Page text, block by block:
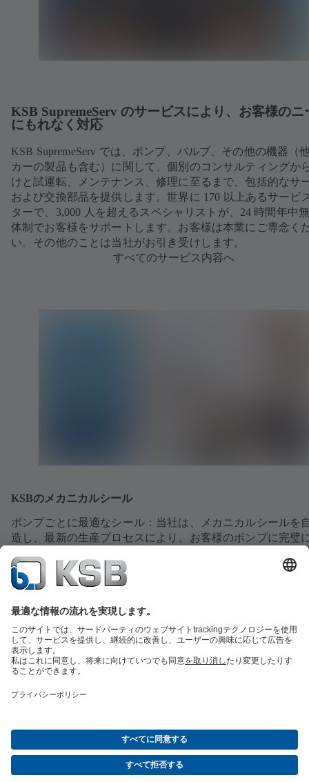
KSB SupremeServ のサービスにより、お客様のニ
にもれなく対応
KSB SupremeServ では、ポンプ、バルブ、その他の機器（
カーの製品も含む）に関して、個別のコンサルティングか
けと試運転、メンテナンス、修理に至るまで、包括的なサ
および交換部品を提供します。世界に 170 以上あるサービ
ターで、3,000 人を超えるスペシャリストが、24 時間年中
体制でお客様をサポートします。お客様は本業にご専念く
い。その他のことは当社がお引き受けします。
すべてのサービス内容へ
KSBのメカニカルシール
ポンプごとに最適なシール：当社は、メカニカルシールを
造し、最新の生産プロセスにより、お客様のポンプに完璧
ットする製品を提供しています。お客様のメリット：最小
耗、設備の効率的な稼働。
サービスの概要ツール
廃水技術水技術産業技術建築物管理エネルギー技術
ソーシャルメディア